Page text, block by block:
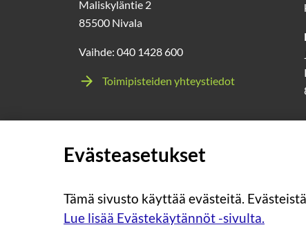
Maliskyläntie 2
85500 Nivala
Vaihde: 040 1428 600
Toimipisteiden yhteystiedot
Evästeasetukset
Tämä sivusto käyttää evästeitä.
Lue lisää Evästekäytännöt -sivulta.